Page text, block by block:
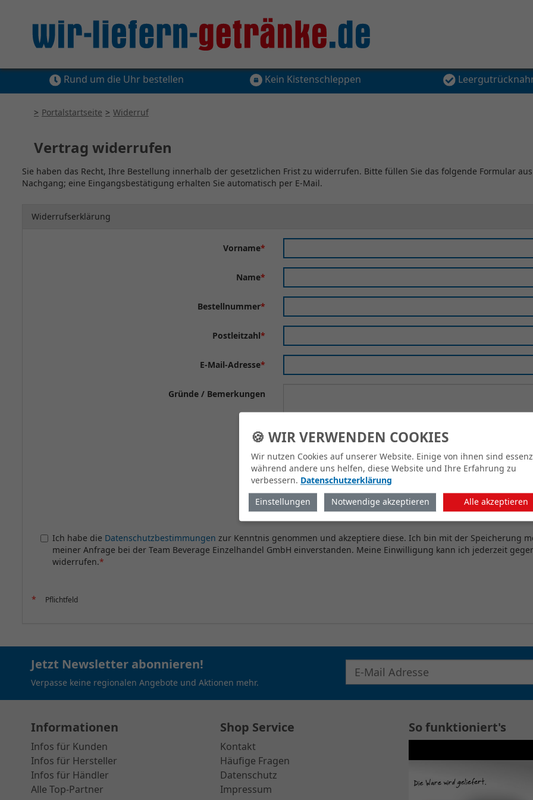
Rund um die Uhr bestellen Kein Kistenschleppen
Portalstartseite Widerruf
Vertrag widerrufen
Sie haben das Recht, Ihre Bestellung innerhalb der gesetzlichen Frist zu widerrufen. Bitte füllen Sie das folgende Formular
Nachgang; eine Eingangsbestätigung erhalten Sie automatisch per E-Mail.
Widerrufserklärung
Vorname*
Name*
Bestellnummer*
Postleitzahl*
E-Mail-Adresse*
Gründe / Bemerkungen
Ich habe die Datenschutzbestimmungen zur Kenntnis genommen und akzeptiere diese. Ich bin mit der Speicherung
meiner Anfrage bei der Team Beverage Einzelhandel GmbH einverstanden. Meine Einwilligung kann ich jederzeit
widerrufen.*
* Pflichtfeld
Jetzt Newsletter abonnieren!
Verpasse keine regionalen Angebote und Aktionen mehr.
Informationen
Infos für Kunden
Infos für Hersteller
Infos für Händler
Alle Top-Partner
Shop Service
Kontakt
Häufige Fragen
Datenschutz
Impressum
So funktioniert's
🍪 WIR VERWENDEN COOKIES
Wir nutzen Cookies auf unserer Website. Einige von ihnen sind
während andere uns helfen, diese Website und Ihre Erfahrung zu
verbessern. Datenschutzerklärung
Einstellungen
Notwendige akzeptieren Alle akzeptieren